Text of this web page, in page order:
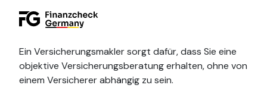
Ein Versicherungsmakler sorgt dafür, dass Sie eine
objektive Versicherungsberatung erhalten, ohne von
einem Versicherer abhängig zu sein.